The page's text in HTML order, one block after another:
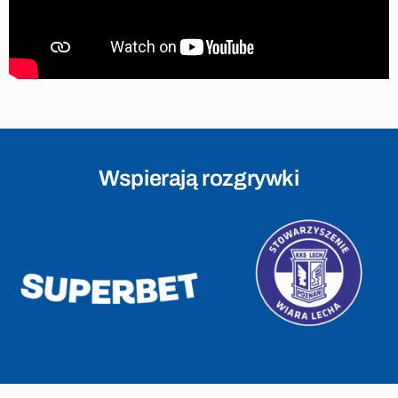
Wspierają rozgrywki